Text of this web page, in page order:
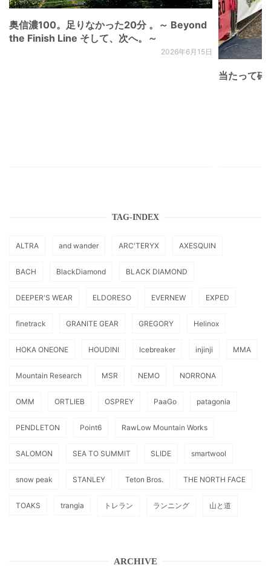
奥信濃100。足りなかった20分 。～ Beyond
the Finish Line そして、次へ。～
2026年6月15日
当たって砕
TAG-INDEX
ALTRA and wander ARC'TERYX AXESQUIN
BACH BlackDiamond BLACK DIAMOND
DEEPER'S WEAR ELDORESO EVERNEW EXPED
finetrack GRANITE GEAR GREGORY Helinox
HOKA ONEONE HOUDINI Icebreaker injinji MMA
Mountain Research MSR NEMO NORRONA
OMM ORTLIEB OSPREY PaaGo patagonia
PENDLETON Point6 RawLow Mountain Works
SALOMON SEA TO SUMMIT SLIDE smartwool
snow peak STANLEY Teton Bros. THE NORTH FACE
TOAKS trangia トレラン ランニング 山と道
ARCHIVE